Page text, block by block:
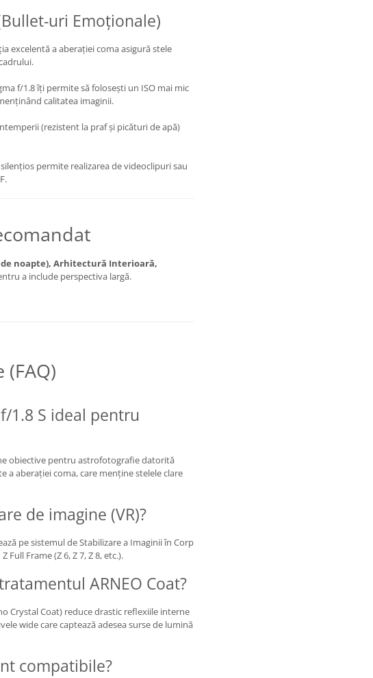
uri Emoționale)
excelentă a aberației coma asigură stele
f/1.8 îți permite să folosești un ISO mai mic
calitatea imaginii.
(rezistent la praf și picături de apă)
permite realizarea de videoclipuri sau
noapte), Arhitectură Interioară,
a include perspectiva largă.
(FAQ)
1.8 S ideal pentru
obiective pentru astrofotografie datorită
a aberației coma, care menține stelele clare
de imagine (VR)?
pe sistemul de Stabilizare a Imaginii în Corp
Frame (Z 6, Z 7, Z 8, etc.).
ARNEO Coat?
Crystal Coat) reduce drastic reflexiile interne
wide care captează adesea surse de lumină
compatibile?